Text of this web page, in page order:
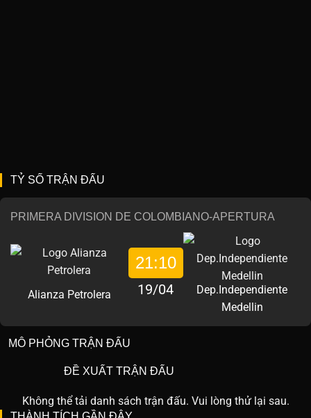
TỶ SỐ TRẬN ĐẤU
PRIMERA DIVISION DE COLOMBIANO-APERTURA
Alianza Petrolera
21:10
19/04
Dep.Independiente
Medellin
MÔ PHỎNG TRẬN ĐẤU
ĐỀ XUẤT TRẬN ĐẤU
Không thể tải danh sách trận đấu. Vui lòng thử lại sau.